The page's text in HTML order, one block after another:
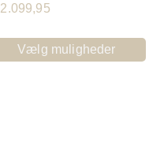
2.099,95
Vælg muligheder